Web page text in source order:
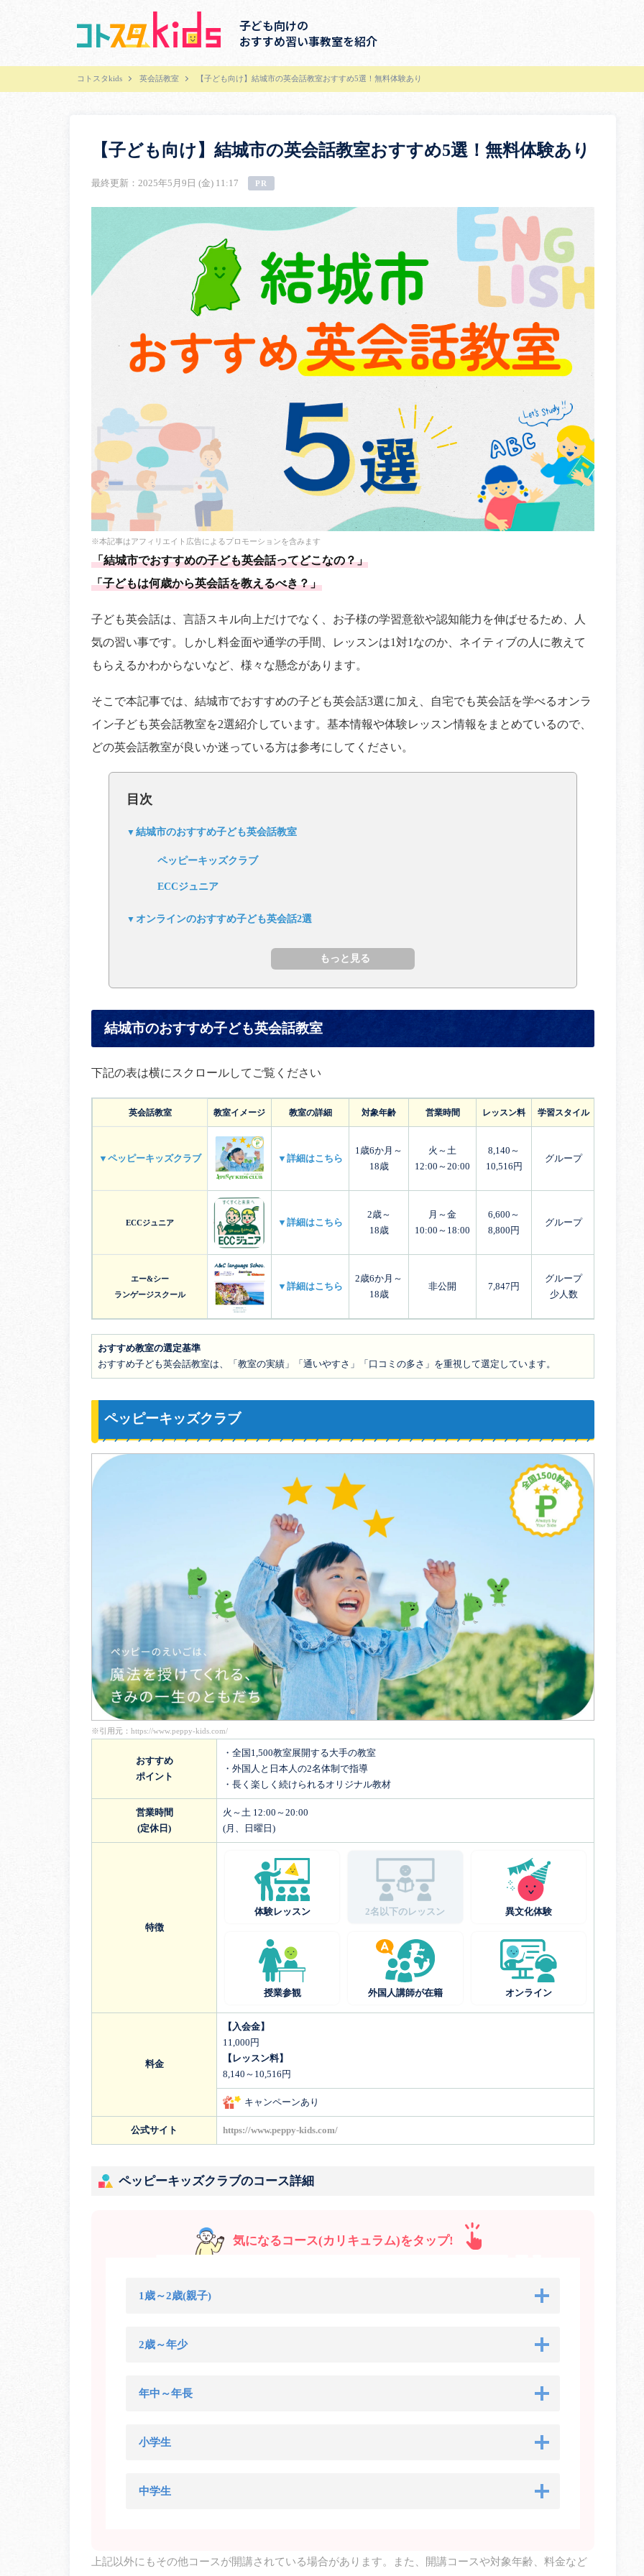
子ども向けの
おすすめ習い事教室を紹介
コトスタkids 英会話教室 【子ども向け】結城市の英会話教室おすすめ5選！無料体験あり
【子ども向け】結城市の英会話教室おすすめ5選！無料体験あり
最終更新：2025年5月9日 (金) 11:17 PR
※本記事はアフィリエイト広告によるプロモーションを含みます
「結城市でおすすめの子ども英会話ってどこなの？」
「子どもは何歳から英会話を教えるべき？」
子ども英会話は、言語スキル向上だけでなく、お子様の学習意欲や認知能力を伸ばせるため、人
気の習い事です。しかし料金面や通学の手間、レッスンは1対1なのか、ネイティブの人に教えて
もらえるかわからないなど、様々な懸念があります。
そこで本記事では、結城市でおすすめの子ども英会話3選に加え、自宅でも英会話を学べるオンラ
イン子ども英会話教室を2選紹介しています。基本情報や体験レッスン情報をまとめているので、
どの英会話教室が良いか迷っている方は参考にしてください。
目次
結城市のおすすめ子ども英会話教室
ペッピーキッズクラブ
ECCジュニア
オンラインのおすすめ子ども英会話2選
結城市のおすすめ子ども英会話教室
下記の表は横にスクロールしてご覧ください
英会話教室 教室イメージ 教室の詳細 対象年齢 営業時間 レッスン料 学習スタイル
▼ペッピーキッズクラブ ▼詳細はこちら
1歳6か月～
18歳
火～土
12:00～20:00
8,140～
10,516円
グループ
ECCジュニア ▼詳細はこちら
2歳～
18歳
月～金
10:00～18:00
6,600～
8,800円
グループ
エー&シー
ランゲージスクール
▼詳細はこちら
2歳6か月～
18歳
非公開 7,847円
グループ
少人数
おすすめ教室の選定基準
おすすめ子ども英会話教室は、「教室の実績」「通いやすさ」「口コミの多さ」を重視して選定しています。
ペッピーキッズクラブ
※引用元： https://www.peppy-kids.com/
おすすめ
ポイント
・全国1,500教室展開する大手の教室
・外国人と日本人の2名体制で指導
・長く楽しく続けられるオリジナル教材
営業時間
(定休日)
火～土 12:00～20:00
(月、日曜日)
特徴
体験レッスン 2名以下のレッスン 異文化体験
授業参観 外国人講師が在籍 オンライン
料金
【入会金】
11,000円
【レッスン料】
8,140～10,516円
キャンペーンあり
公式サイト https://www.peppy-kids.com/
ペッピーキッズクラブのコース詳細
気になるコース(カリキュラム)をタップ!
1歳～2歳(親子)
2歳～年少
年中～年長
小学生
中学生
上記以外にもその他コースが開講されている場合があります。また、開講コースや対象年齢、料金など